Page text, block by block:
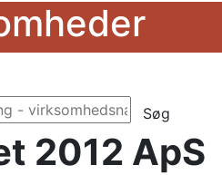
Søg
2012 ApS